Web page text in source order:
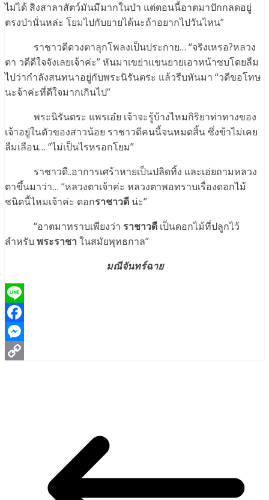
ไม่ได้ สิงสาลาสัตว์มันมีมากในป่า แต่ตอนนี้อาตมาปักกลดอยู่
ตรงป่านั่นหล่ะ โยมไปกับยายได้นะถ้าอยากไปวันไหน”
ราชาวดีดวงตาลุกโพลงเป็นประกาย… “จริงเหรอ?หลวง
ตา วดีดีใจจังเลยเจ้าค่ะ” หันมาเขย่าแขนยายเอาหน้าซบโดยลืม
ไปว่ากำลังสนทนาอยู่กับพระนิรันตระ แล้วรีบหันมา “วดีขอโทษ
นะจ้าค่ะที่ดีใจมากเกินไป”
พระนิรันตระ แพรเอ๋ย เจ้าจะรู้บ้างไหมกิริยาท่าทางของ
เจ้าอยู่ในตัวของสาวน้อย ราชาวดีคนนี้จนหมดสิ้น ซึ่งข้าไม่เคย
ลืมเลือน… “ไม่เป็นไรหรอกโยม”
ราชาวดี..อาการเศร้าหายเป็นปลิดทิ้ง และเอ่ยถามหลวง
ตาขึ้นมาว่า… “หลวงตาเจ้าค่ะ หลวงตาพอทราบเรื่องดอกไม้
ชนิดนี้ไหมเจ้าค่ะ ดอกราชาวดี น่ะ”
“อาตมาทราบเพียงว่า ราชาวดี เป็นดอกไม้ที่ปลูกไว้
สำหรับ พระราชา ในสมัยพุทธกาล”
มณีจันทร์ฉาย
Line
Facebook
Messenger